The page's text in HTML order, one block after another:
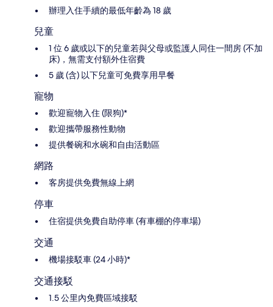
辦理入住手續的最低年齡為 18 歲
兒童
1 位 6 歲或以下的兒童若與父母或監護人同住一間房 (不加
床)，無需支付額外住宿費
5 歲 (含) 以下兒童可免費享用早餐
寵物
歡迎寵物入住 (限狗)*
歡迎攜帶服務性動物
提供餐碗和水碗和自由活動區
網路
客房提供免費無線上網
停車
住宿提供免費自助停車 (有車棚的停車場)
交通
機場接駁車 (24 小時)*
交通接駁
1.5 公里內免費區域接駁